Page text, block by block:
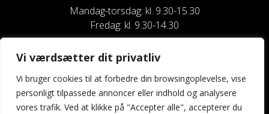
Vi værdsætter dit privatliv
Vi bruger cookies til at forbedre din browsingoplevelse, vise
personligt tilpassede annoncer eller indhold og analysere
vores trafik. Ved at klikke på "Accepter alle", accepterer du
Mandag-torsdag: kl. 9.30-15.30
Fredag: kl. 9.30-14.30
CVR nr. 20916818
Reg. & Kontonr.: 4180 3119119022
Privatlivspolitik og cookies